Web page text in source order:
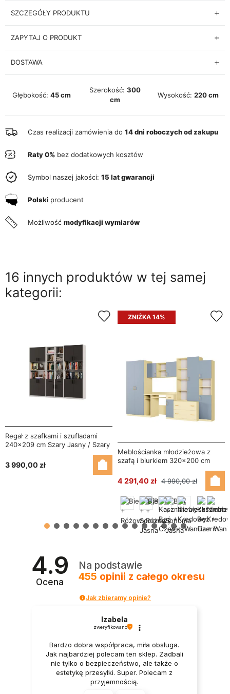
SZCZEGÓŁY PRODUKTU
ZAPYTAJ O PRODUKT
DOSTAWA
Głębokość:45 cm
Szerokość: 300
cm
Wysokość:220 cm
Czas realizacji zamówienia do 14 dni roboczych od zakupu
Raty 0% bez dodatkowych kosztów
Symbol naszej jakości: 15 lat gwarancji
Polski producent
Możliwość modyfikacji wymiarów
16 innych produktów w tej samej
kategorii:
Regał z szafkami i szufladami
240x209 cm Szary Jasny / Szary
3 990,00 zł
ZNIŻKA 14%
Meblościanka młodzieżowa z
szafą i biurkiem 320×200 cm
Wanilia / Niebieski Kredowy –
NEL
4 291,40 zł 4 990,00 zł
4.9
Ocena
Na podstawie
455 opinii z całego okresu
Jak zbieramy opinie?
Izabela
zweryfikowano
Bardzo dobra współpraca, miła obsługa.
Jak najbardziej polecam ten sklep. Zadbali
nie tylko o bezpieczeństwo, ale także o
estetykę przesyłki. Super. Polecam z
przyjemnością.